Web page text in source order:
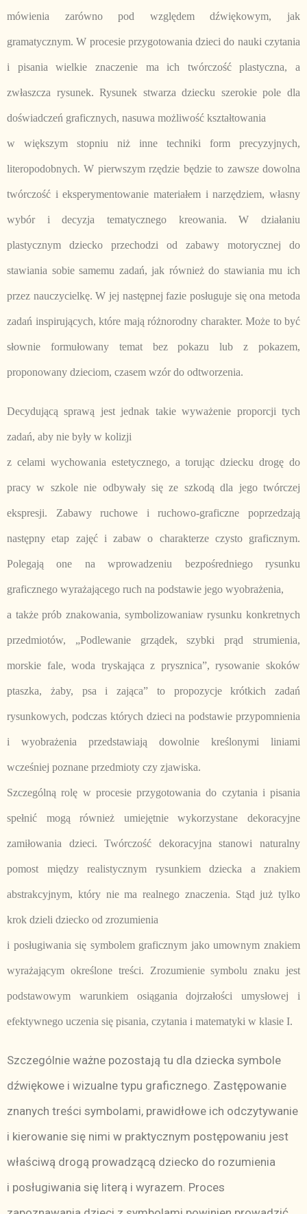
mówienia zarówno pod względem dźwiękowym, jak
gramatycznym. W procesie przygotowania dzieci do nauki czytania
i pisania wielkie znaczenie ma ich twórczość plastyczna, a
zwłaszcza rysunek. Rysunek stwarza dziecku szerokie pole dla
doświadczeń graficznych, nasuwa możliwość kształtowania
w większym stopniu niż inne techniki form precyzyjnych,
literopodobnych. W pierwszym rzędzie będzie to zawsze dowolna
twórczość i eksperymentowanie materiałem i narzędziem, własny
wybór i decyzja tematycznego kreowania. W działaniu
plastycznym dziecko przechodzi od zabawy motorycznej do
stawiania sobie samemu zadań, jak również do stawiania mu ich
przez nauczycielkę. W jej następnej fazie posługuje się ona metoda
zadań inspirujących, które mają różnorodny charakter. Może to być
słownie formułowany temat bez pokazu lub z pokazem,
proponowany dzieciom, czasem wzór do odtworzenia.
Decydującą sprawą jest jednak takie wyważenie proporcji tych
zadań, aby nie były w kolizji
z celami wychowania estetycznego, a torując dziecku drogę do
pracy w szkole nie odbywały się ze szkodą dla jego twórczej
ekspresji. Zabawy ruchowe i ruchowo-graficzne poprzedzają
następny etap zajęć i zabaw o charakterze czysto graficznym.
Polegają one na wprowadzeniu bezpośredniego rysunku
graficznego wyrażającego ruch na podstawie jego wyobrażenia,
a także prób znakowania, symbolizowaniaw rysunku konkretnych
przedmiotów, „Podlewanie grządek, szybki prąd strumienia,
morskie fale, woda tryskająca z prysznica”, rysowanie skoków
ptaszka, żaby, psa i zająca” to propozycje krótkich zadań
rysunkowych, podczas których dzieci na podstawie przypomnienia
i wyobrażenia przedstawiają dowolnie kreślonymi liniami
wcześniej poznane przedmioty czy zjawiska.
Szczególną rolę w procesie przygotowania do czytania i pisania
spełnić mogą również umiejętnie wykorzystane dekoracyjne
zamiłowania dzieci. Twórczość dekoracyjna stanowi naturalny
pomost między realistycznym rysunkiem dziecka a znakiem
abstrakcyjnym, który nie ma realnego znaczenia. Stąd już tylko
krok dzieli dziecko od zrozumienia
i posługiwania się symbolem graficznym jako umownym znakiem
wyrażającym określone treści. Zrozumienie symbolu znaku jest
podstawowym warunkiem osiągania dojrzałości umysłowej i
efektywnego uczenia się pisania, czytania i matematyki w klasie I.
Szczególnie ważne pozostają tu dla dziecka symbole
dźwiękowe i wizualne typu graficznego. Zastępowanie
znanych treści symbolami, prawidłowe ich odczytywanie
i kierowanie się nimi w praktycznym postępowaniu jest
właściwą drogą prowadzącą dziecko do rozumienia
i posługiwania się literą i wyrazem. Proces